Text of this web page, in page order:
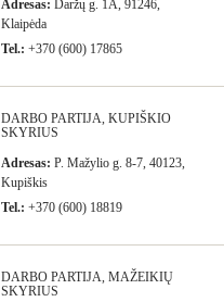
Adresas: Daržų g. 1A, 91246,
Klaipėda
Tel.: +370 (600) 17865
DARBO PARTIJA, KUPIŠKIO
SKYRIUS
Adresas: P. Mažylio g. 8-7, 40123,
Kupiškis
Tel.: +370 (600) 18819
DARBO PARTIJA, MAŽEIKIŲ
SKYRIUS